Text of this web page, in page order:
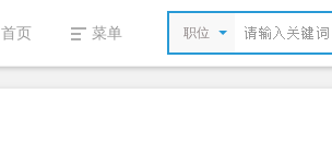
首页 菜单 职位